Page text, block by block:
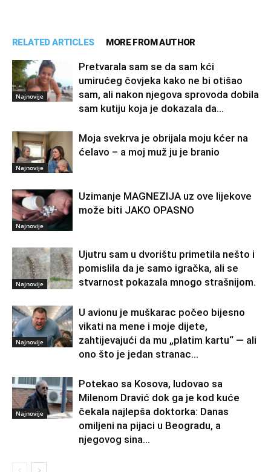
RELATED ARTICLES MORE FROM AUTHOR
Najnovije
Pretvarala sam se da sam kći
umirućeg čovjeka kako ne bi otišao
sam, ali nakon njegova sprovoda dobila
sam kutiju koja je dokazala da...
Najnovije
Moja svekrva je obrijala moju kćer na
ćelavo – a moj muž ju je branio
Najnovije
Uzimanje MAGNEZIJA uz ove lijekove
može biti JAKO OPASNO
Najnovije
Ujutru sam u dvorištu primetila nešto i
pomislila da je samo igračka, ali se
stvarnost pokazala mnogo strašnijom.
Najnovije
U avionu je muškarac počeo bijesno
vikati na mene i moje dijete,
zahtijevajući da mu „platim kartu“ — ali
ono što je jedan stranac...
Najnovije
Potekao sa Kosova, ludovao sa
Milenom Dravić dok ga je kod kuće
čekala najlepša doktorka: Danas
omiljeni na pijaci u Beogradu, a
njegovog sina...